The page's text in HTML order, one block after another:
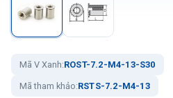
Mã V Xanh:ROST-7.2-M4-13-S30
Mã tham khảo:RSTS-7.2-M4-13